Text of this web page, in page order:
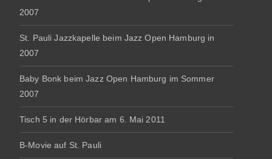
2007
St. Pauli Jazzkapelle beim Jazz Open Hamburg in
2007
Baby Bonk beim Jazz Open Hamburg im Sommer
2007
Tisch 5 in der Hörbar am 6. Mai 2011
B-Movie auf St. Pauli